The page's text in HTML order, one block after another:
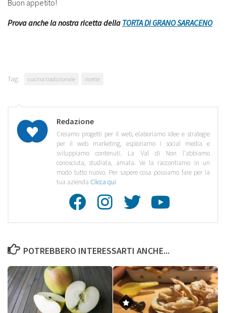
Buon appetito!
Prova anche la nostra ricetta della TORTA DI GRANO SARACENO
Tag: cucina tradizionale ricette
Redazione
Creiamo progetti per il web, elaboriamo idee e strategie
per il web marketing, esploriamo i social media e
sviluppiamo contenuti. La Val di Non l'abbiamo
conosciuta, studiata, amata. Ve la raccontiamo in un
modo tutto nuovo. Per sapere cosa possiamo fare per la
tua azienda Clicca qui
Facebook
POTREBBERO INTERESSARTI ANCHE...